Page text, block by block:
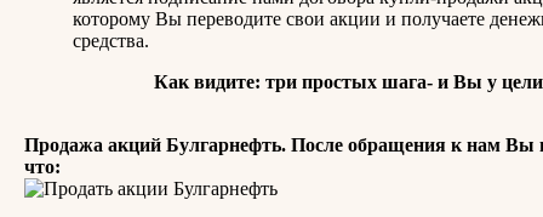
которому Вы переводите свои акции и получаете
средства.
Как видите: три простых шага- и Вы у
Продажа акций Булгарнефть. После обращения к нам Вы
что: